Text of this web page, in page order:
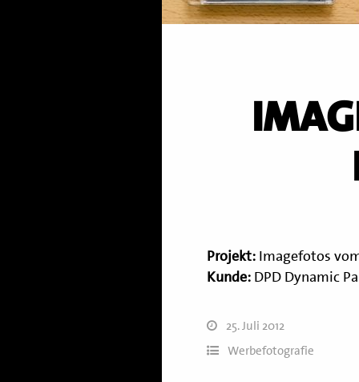
Projekt: Imagefotos
Kunde: DPD Dynamic
25. Juli 2012
Werbefotografie